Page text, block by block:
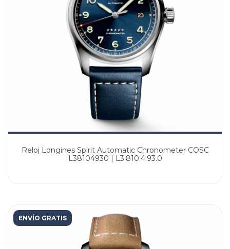
Reloj Longines Spirit Automatic Chronometer COSC
L38104930 | L3.810.4.93.0
ENVÍO GRATIS